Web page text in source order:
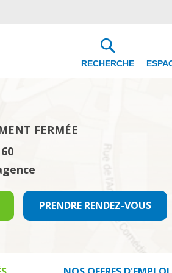
RECHERCHE
FERMÉE
PRENDRE RENDEZ-VOUS